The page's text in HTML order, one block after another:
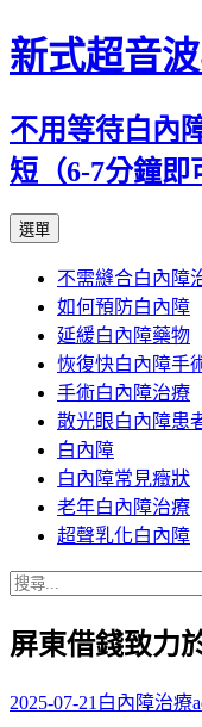
新式超音
不用等待白內
短（6-7分鐘即
選單
主
要
內
容
不需縫合白內障
如何預防白內障
延緩白內障藥物
恢復快白內障手
手術白內障治療
散光眼白內障患
白內障
白內障常見癥狀
老年白內障治療
超聲乳化白內障
搜
關
字:
屏東借錢致力
2025-07-21 白內障治療